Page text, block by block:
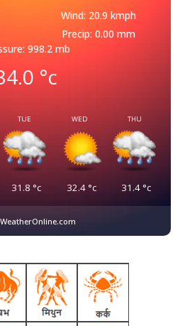
Wind: 20.9 kmph
Precip: 0.00 mm
998.2 mb
°c
TUE
31.8 °c
WED
32.4°c
THU
31.4 °c